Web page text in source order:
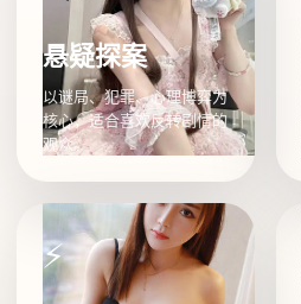
悬疑探案
以谜局、犯罪、心理博弈为
核心，适合喜欢反转剧情的
观众。
⚡